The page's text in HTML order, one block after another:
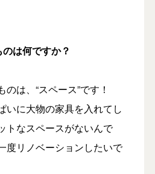
は何ですか？
は、“スペース”です！
いに大物の家具を入れてし
トなスペースがないんで
リノベーションしたいで